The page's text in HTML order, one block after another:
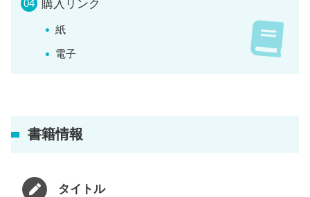
購入リンク
紙
電子
書籍情報
タイトル